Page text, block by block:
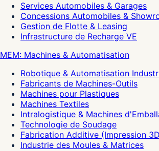
Services Automobiles & Garages
Concessions Automobiles &
Gestion de Flotte & Leasing
Infrastructure de Recharge VE
MEM: Machines & Automatisation
Robotique & Automatisation
Fabricants de Machines-Outils
Machines pour Plastiques
Machines Textiles
Intralogistique & Machines
Technologie de Soudage
Fabrication Additive (Impression
Industrie des Moules & Matrices